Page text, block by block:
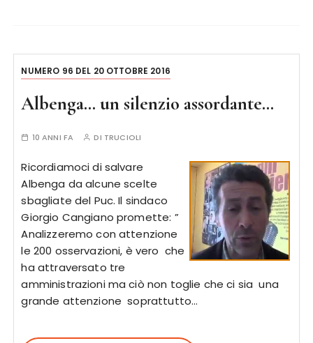
NUMERO 96 DEL 20 OTTOBRE 2016
Albenga… un silenzio assordante…
10 ANNI FA DI TRUCIOLI
Ricordiamoci di salvare
Albenga da alcune scelte
sbagliate del Puc. Il sindaco
Giorgio Cangiano promette: ”
Analizzeremo con attenzione
le 200 osservazioni, è vero che
ha attraversato tre
amministrazioni ma ciò non toglie che ci sia una
grande attenzione soprattutto…